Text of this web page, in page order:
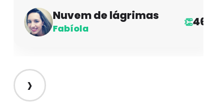
Nuvem de lágrimas
Fabíola
👏46
›